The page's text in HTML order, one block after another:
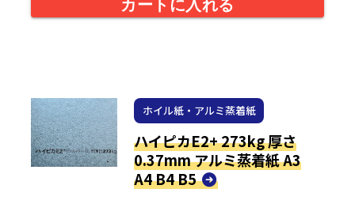
カートに入れる
ホイル紙・アルミ蒸着紙
ハイピカE2+ 273kg 厚さ
0.37mm アルミ蒸着紙 A3
A4 B4 B5